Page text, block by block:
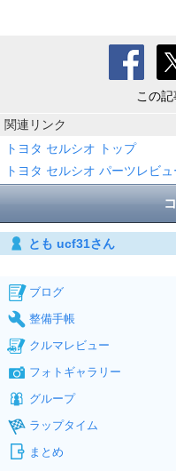
この
関連リンク
トヨタ セルシオ トップ
トヨタ セルシオ パーツレビュ
とも ucf31さん
ブログ
整備手帳
クルマレビュー
フォトギャラリー
グループ
ラップタイム
まとめ